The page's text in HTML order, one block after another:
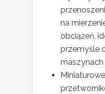
na
obciążeń,
przemyśle